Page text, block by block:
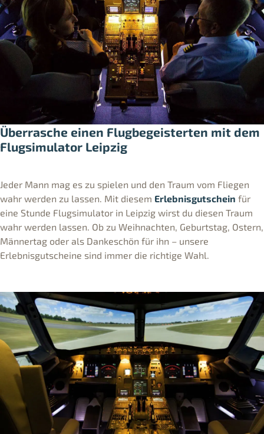
Überrasche einen Flugbegeisterten mit dem
Flugsimulator Leipzig
Jeder Mann mag es zu spielen und den Traum vom Fliegen
wahr werden zu lassen. Mit diesem Erlebnisgutschein für
eine Stunde Flugsimulator in Leipzig wirst du diesen Traum
wahr werden lassen. Ob zu Weihnachten, Geburtstag, Ostern,
Männertag oder als Dankeschön für ihn – unsere
Erlebnisgutscheine sind immer die richtige Wahl.